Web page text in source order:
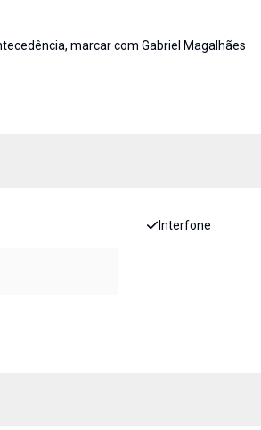
marcar com Gabriel Magalhães
Interfone